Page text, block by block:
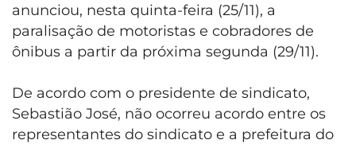
anunciou, nesta quinta-feira (25/11), a
paralisação de motoristas e cobradores de
ônibus a partir da próxima segunda (29/11).
De acordo com o presidente de sindicato,
Sebastião José, não ocorreu acordo entre os
representantes do sindicato e a prefeitura do